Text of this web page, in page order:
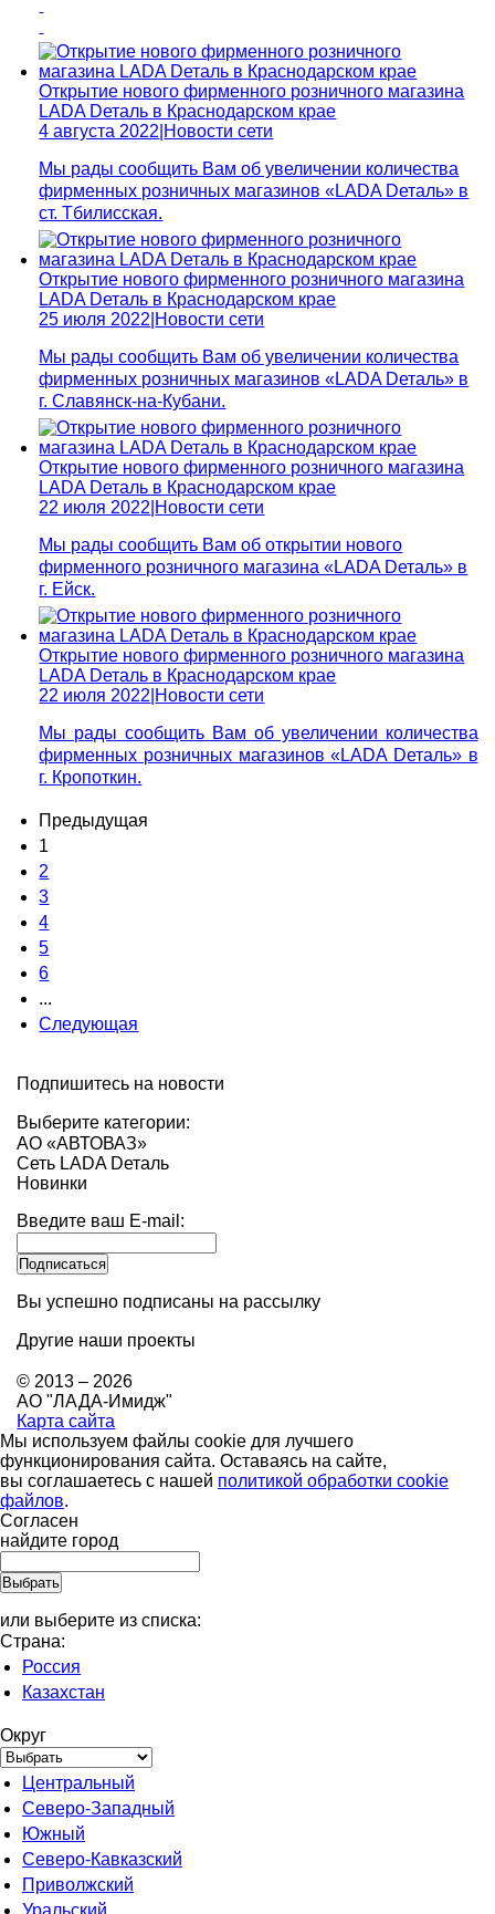
Открытие нового фирменного розничного магазина
LADA Dеталь в Краснодарском крае
4 августа 2022 Новости сети
Мы рады сообщить Вам об увеличении количества
фирменных розничных магазинов «LADA Dеталь» в
ст. Тбилисская.
Открытие нового фирменного розничного магазина
LADA Dеталь в Краснодарском крае
25 июля 2022 Новости сети
Мы рады сообщить Вам об увеличении количества
фирменных розничных магазинов «LADA Dеталь» в
г. Славянск-на-Кубани.
Открытие нового фирменного розничного магазина
LADA Dеталь в Краснодарском крае
22 июля 2022 Новости сети
Мы рады сообщить Вам об открытии нового
фирменного розничного магазина «LADA Dеталь» в
г. Ейск.
Открытие нового фирменного розничного магазина
LADA Dеталь в Краснодарском крае
22 июля 2022 Новости сети
Мы рады сообщить Вам об увеличении количества
фирменных розничных магазинов «LADA Dеталь» в
г. Кропоткин.
Предыдущая
1
2
3
4
5
6
...
Следующая
Подпишитесь на новости
Выберите категории:
АО «АВТОВАЗ»
Сеть LADA Dеталь
Новинки
Введите ваш E-mail:
Вы успешно подписаны на рассылку
Другие наши проекты
© 2013 – 2026
АО "ЛАДА-Имидж"
Карта сайта
Мы используем файлы cookie для лучшего
функционирования сайта. Оставаясь на сайте,
вы соглашаетесь с нашей политикой обработки cookie
файлов.
Согласен
найдите город
или выберите из списка:
Страна:
Россия
Казахстан
Округ
Центральный
Северо-Западный
Южный
Северо-Кавказский
Приволжский
Уральский